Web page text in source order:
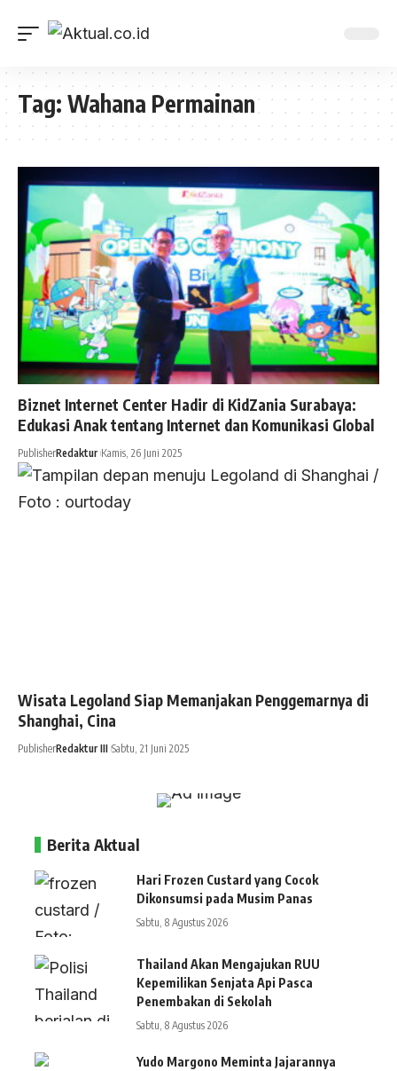
Tag: Wahana Permainan
Biznet Internet Center Hadir di KidZania Surabaya:
Edukasi Anak tentang Internet dan Komunikasi Global
PublisherRedaktur Kamis, 26 Juni 2025
Wisata Legoland Siap Memanjakan Penggemarnya di
Shanghai, Cina
PublisherRedaktur III Sabtu, 21 Juni 2025
Berita Aktual
Hari Frozen Custard yang Cocok
Dikonsumsi pada Musim Panas
Sabtu, 8 Agustus 2026
Thailand Akan Mengajukan RUU
Kepemilikan Senjata Api Pasca
Penembakan di Sekolah
Sabtu, 8 Agustus 2026
Yudo Margono Meminta Jajarannya